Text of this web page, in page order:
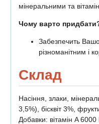
мінеральними та
Чому варто
Забезпечить
різноманітним і
Склад
Насіння, злаки,
3,5%), бісквіт 3%,
Добавки: вітамін A